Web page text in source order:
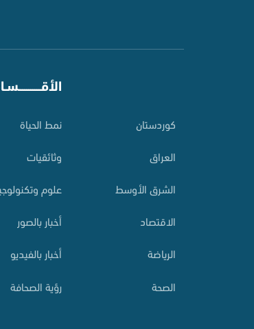
کوردستان
العراق
الشرق الأوسط
الاقتصاد
الرياضة
الصحة
نمط الحياة
وثائقيات
علوم
أخبار بالصور
أخبار بالفيديو
رؤية الصحافة